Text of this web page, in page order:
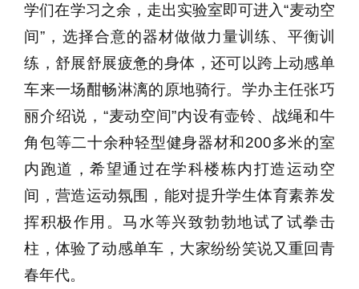
学们在学习之余，走出实验室即可进入“麦动空
间”，选择合意的器材做做力量训练、平衡训
练，舒展舒展疲惫的身体，还可以跨上动感单
车来一场酣畅淋漓的原地骑行。学办主任张巧
丽介绍说，“麦动空间”内设有壶铃、战绳和牛
角包等二十余种轻型健身器材和200多米的室
内跑道，希望通过在学科楼栋内打造运动空
间，营造运动氛围，能对提升学生体育素养发
挥积极作用。马水等兴致勃勃地试了试拳击
柱，体验了动感单车，大家纷纷笑说又重回青
春年代。